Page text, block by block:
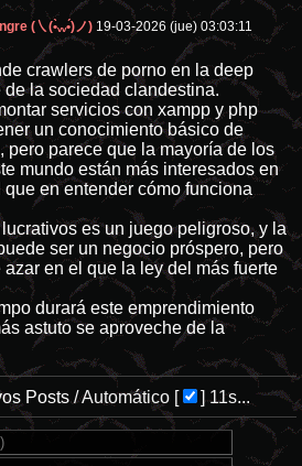
(㇏(•̀ᵥᵥ•́)ノ) 19-03-2026 (jue) 03:03:11
crawlers de porno en la deep
la sociedad clandestina.
servicios con xampp y php
un conocimiento básico de
pero parece que la mayoría de los
mundo están más interesados en
en entender cómo funciona
es un juego peligroso, y la
ser un negocio próspero, pero
en el que la ley del más fuerte
durará este emprendimiento
astuto se aproveche de la
Posts/Automático[ ] 11s...